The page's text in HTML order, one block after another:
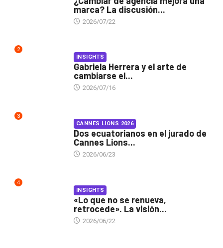
marca? La discusión...
2026/07/22
2
INSIGHTS
Gabriela Herrera y el arte de
cambiarse el...
2026/07/16
3
CANNES LIONS 2026
Dos ecuatorianos en el jurado de
Cannes Lions...
2026/06/23
4
INSIGHTS
«Lo que no se renueva,
retrocede». La visión...
2026/06/22